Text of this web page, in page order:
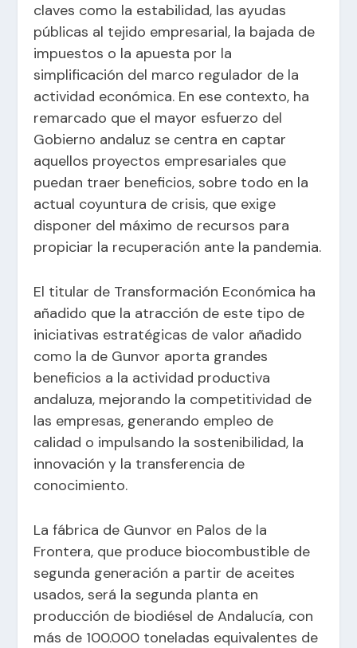
claves como la estabilidad, las ayudas
públicas al tejido empresarial, la bajada de
impuestos o la apuesta por la
simplificación del marco regulador de la
actividad económica. En ese contexto, ha
remarcado que el mayor esfuerzo del
Gobierno andaluz se centra en captar
aquellos proyectos empresariales que
puedan traer beneficios, sobre todo en la
actual coyuntura de crisis, que exige
disponer del máximo de recursos para
propiciar la recuperación ante la pandemia.
El titular de Transformación Económica ha
añadido que la atracción de este tipo de
iniciativas estratégicas de valor añadido
como la de Gunvor aporta grandes
beneficios a la actividad productiva
andaluza, mejorando la competitividad de
las empresas, generando empleo de
calidad o impulsando la sostenibilidad, la
innovación y la transferencia de
conocimiento.
La fábrica de Gunvor en Palos de la
Frontera, que produce biocombustible de
segunda generación a partir de aceites
usados, será la segunda planta en
producción de biodiésel de Andalucía, con
más de 100.000 toneladas equivalentes de